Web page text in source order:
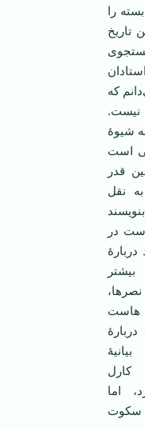
را
تاریخ
که
نیست.
شیوۀ
است
قدر
نقل
در
هاست
اما
سکوت